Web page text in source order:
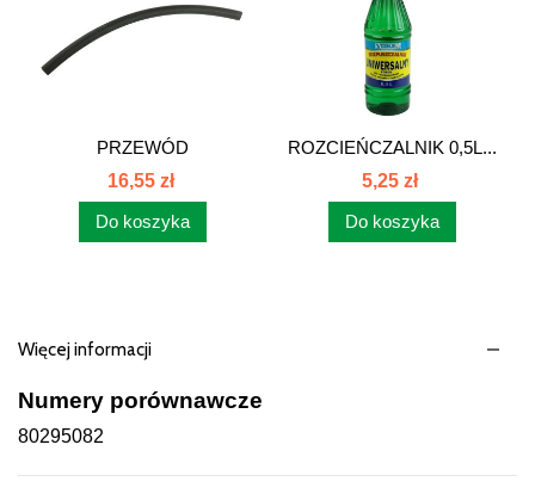
PRZEWÓD
CHŁODNICY...
16,55 zł
Do koszyka
ROZCIEŃCZALNIK 0,5L...
5,25 zł
Do koszyka
Więcej informacji
Numery porównawcze
80295082